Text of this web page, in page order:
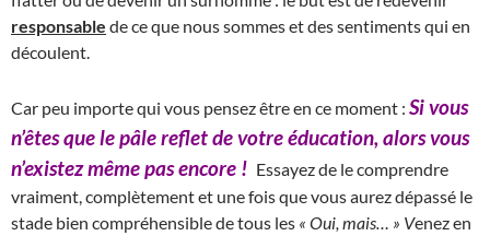
responsable de ce que nous sommes et des sentiments qui en
découlent.
Car peu importe qui vous pensez être en ce moment : Si vous
n’êtes que le pâle reflet de votre éducation, alors vous
n’existez même pas encore ! Essayez de le comprendre
vraiment, complètement et une fois que vous aurez dépassé le
stade bien compréhensible de tous les « Oui, mais… » Venez en